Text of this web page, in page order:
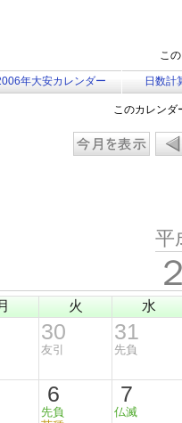
こ
年大安カレンダー 日数計
このカレン
平
火 水
30
友引
31
先負
6
先負
7
仏滅